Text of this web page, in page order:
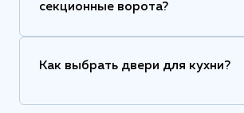
секционные ворота?
Как выбрать двери для кухни?